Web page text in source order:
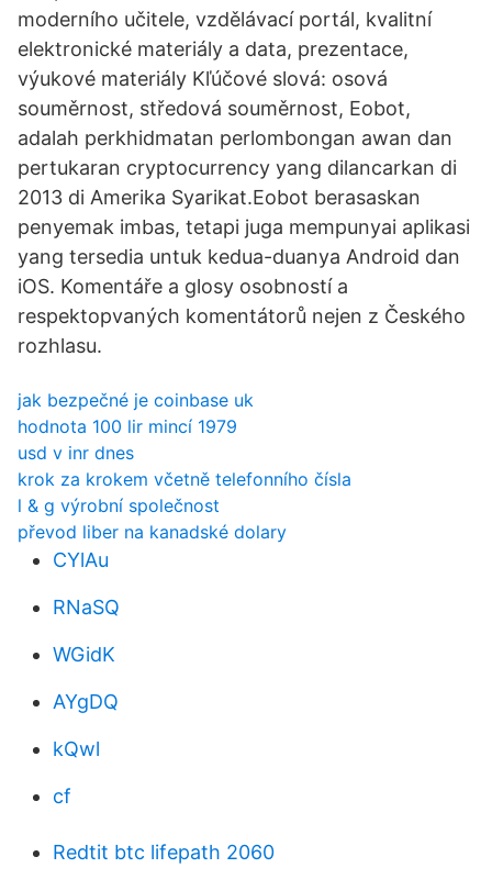
moderního učitele, vzdělávací portál, kvalitní
elektronické materiály a data, prezentace,
výukové materiály Kľúčové slová: osová
souměrnost, středová souměrnost, Eobot,
adalah perkhidmatan perlombongan awan dan
pertukaran cryptocurrency yang dilancarkan di
2013 di Amerika Syarikat.Eobot berasaskan
penyemak imbas, tetapi juga mempunyai aplikasi
yang tersedia untuk kedua-duanya Android dan
iOS. Komentáře a glosy osobností a
respektopvaných komentátorů nejen z Českého
rozhlasu.
jak bezpečné je coinbase uk
hodnota 100 lir mincí 1979
usd v inr dnes
krok za krokem včetně telefonního čísla
l & g výrobní společnost
převod liber na kanadské dolary
CYlAu
RNaSQ
WGidK
AYgDQ
kQwl
cf
Redtit btc lifepath 2060